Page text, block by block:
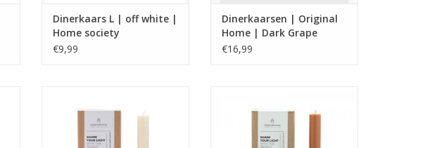
Dinerkaars L | off white |
Home society
€9,99
Dinerkaarsen | Original
Home | Dark Grape
€16,99
palmolie gecombineerd met
kokoswas in een speciale
geschenkverpakking
palmolie gecombineerd met
kokoswas in een speciale
geschenkverpakking